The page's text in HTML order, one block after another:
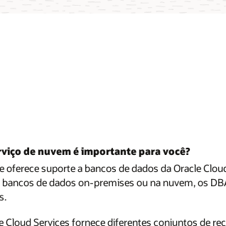
de nuvem é importante para você?
oferece suporte a bancos de dados da Oracle
de dados on-premises ou na nuvem, os
Cloud Services fornece diferentes conjuntos de